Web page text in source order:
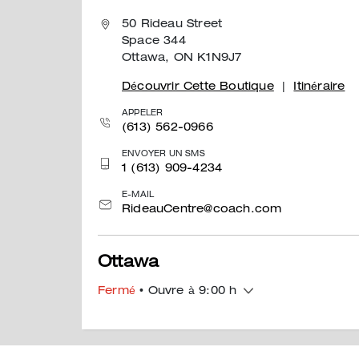
50 Rideau Street
Space 344
Ottawa, ON K1N9J7
Découvrir Cette Boutique Itinéraire
APPELER
(613) 562-0966
ENVOYER UN SMS
1 (613) 909-4234
E-MAIL
RideauCentre@coach.com
Ottawa
Fermé • Ouvre à 9:00 h